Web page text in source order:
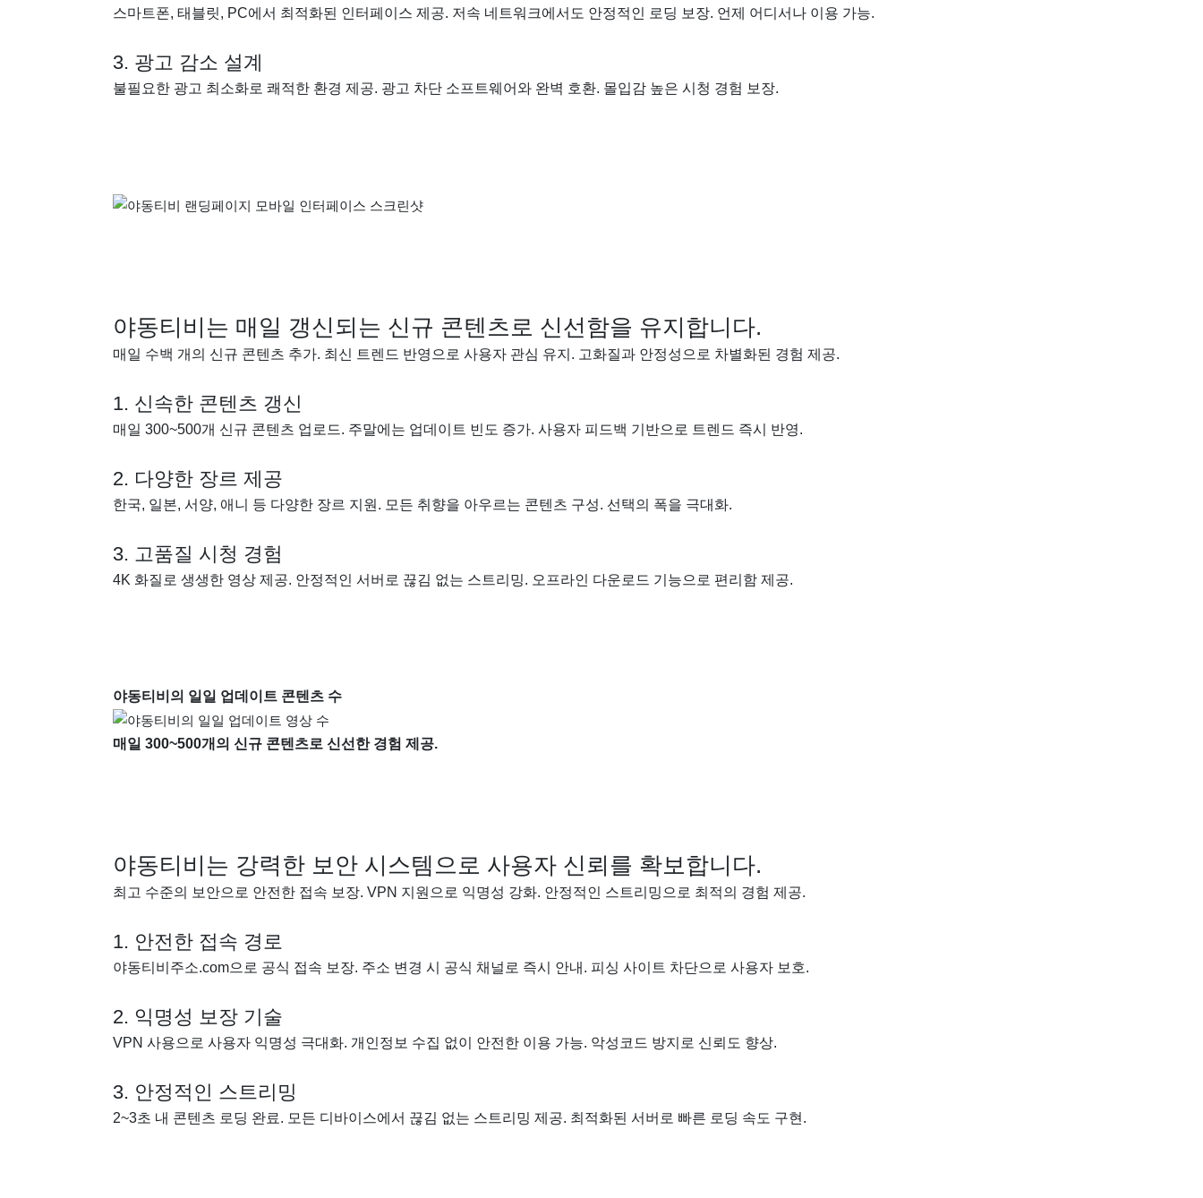
스마트폰, 태블릿, PC에서 최적화된 인터페이스 제공. 저속 네트워크에서도 안정적인 로딩 보장. 언제 어디서나 이용 가능.
3. 광고 감소 설계
불필요한 광고 최소화로 쾌적한 환경 제공. 광고 차단 소프트웨어와 완벽 호환. 몰입감 높은 시청 경험 보장.
야동티비는 매일 갱신되는 신규 콘텐츠로 신선함을 유지합니다.
매일 수백 개의 신규 콘텐츠 추가. 최신 트렌드 반영으로 사용자 관심 유지. 고화질과 안정성으로 차별화된 경험 제공.
1. 신속한 콘텐츠 갱신
매일 300~500개 신규 콘텐츠 업로드. 주말에는 업데이트 빈도 증가. 사용자 피드백 기반으로 트렌드 즉시 반영.
2. 다양한 장르 제공
한국, 일본, 서양, 애니 등 다양한 장르 지원. 모든 취향을 아우르는 콘텐츠 구성. 선택의 폭을 극대화.
3. 고품질 시청 경험
4K 화질로 생생한 영상 제공. 안정적인 서버로 끊김 없는 스트리밍. 오프라인 다운로드 기능으로 편리함 제공.
야동티비의 일일 업데이트 콘텐츠 수
매일 300~500개의 신규 콘텐츠로 신선한 경험 제공.
야동티비는 강력한 보안 시스템으로 사용자 신뢰를 확보합니다.
최고 수준의 보안으로 안전한 접속 보장. VPN 지원으로 익명성 강화. 안정적인 스트리밍으로 최적의 경험 제공.
1. 안전한 접속 경로
야동티비주소.com으로 공식 접속 보장. 주소 변경 시 공식 채널로 즉시 안내. 피싱 사이트 차단으로 사용자 보호.
2. 익명성 보장 기술
VPN 사용으로 사용자 익명성 극대화. 개인정보 수집 없이 안전한 이용 가능. 악성코드 방지로 신뢰도 향상.
3. 안정적인 스트리밍
2~3초 내 콘텐츠 로딩 완료. 모든 디바이스에서 끊김 없는 스트리밍 제공. 최적화된 서버로 빠른 로딩 속도 구현.